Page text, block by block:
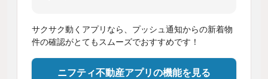
サクサク動くアプリなら、プッシュ通知からの新着物
件の確認がとてもスムーズでおすすめです！
ニフティ不動産アプリの機能を見る